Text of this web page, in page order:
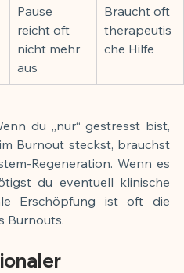
Pause
reicht oft
nicht mehr
aus
Braucht oft
therapeutis
che Hilfe
du „nur“ gestresst bist,
Burnout steckst, brauchst
Regeneration. Wenn es
du eventuell klinische
Erschöpfung ist oft die
Burnouts.